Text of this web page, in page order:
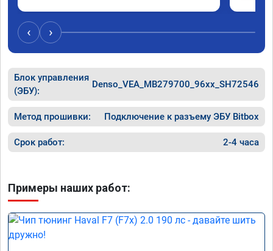
‹ ›
Блок управления
(ЭБУ):
Denso_VEA_MB279700_96xx_SH72546
Метод прошивки: Подключение к разъему ЭБУ Bitbox
Срок работ: 2-4 часа
Примеры наших работ: